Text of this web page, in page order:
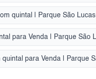
quintal | Parque São Lucas